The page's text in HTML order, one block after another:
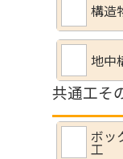
構造
地中
共通工そ
ボッ
工